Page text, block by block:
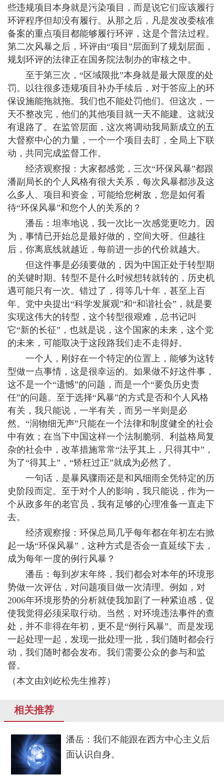
些违规项目本身就是污染项目，而是说它们应该履行
环评程序但却没有履行。从那之后，凡是发改委核准
备案的重点项目都能够履行环评，这是个普法过程。
第二次风暴之后，环评由“项目”层面到了规划层面，
规划环评的法律正在国务院法制办的审核之中。
至于第三次，“区域限批”本身就是最大限度的处
罚。以往很多违规项目补办手续后，对于答应上的环
保设施能拖就拖。我们也不能处罚他们。但这次，一
天不整改完，他们的其他项目就一天不能建。这就没
有退路了。在监管层面，这次将调动我局新成立的五
大督察中心的力量，一个一个项目去盯，全局上下联
动，共同完成监督工作。
经济观察报：大家都感觉，三次“环保风暴”都跟
潘副局长的个人风格有很大关系，每次风暴都涉及这
么多人、项目和资金，可能给您树敌，您是如何看
待“环保风暴”和您个人的关系的？
潘岳：坦率地说，我一次比一次感觉更吃力。因
为，事情已开始总是最好做的，空间大呀。但越往
后，你离底线就越近，每前进一步的代价就越大。
但这件事是必须要做的，因为中国正处于转型期
的关键时期。转型不是什么时候想转就转的，历史机
遇可能只有一次。错过了，得等几十年，甚至上百
年。党中央提出“科学发展观”和“和谐社会”，就是要
实现这伟大的转型，这个转型很艰难，总书记叫
它“新的长征”，也就是说，这个国家的未来，这个党
的未来，可能取决于这段路我们走不走得好。
一个人，刚好在一个特定的位置上，能够为这转
型做一点事情，这是很幸运的。如果做不好这件事，
这不是一个“遗憾”的问题，而是一个“要负历史责
任”的问题。至于选择“风暴”的方式是否和个人风格
有关，我只能说，一半有关，而另一半则是必
然。“润物细无声”只能在一个法律和制度健全的社会
中有效；在当下中国这样一个法制脆弱、利益格局复
杂的社会中，改革措施常常“法乎其上，只得其中”，
为了“得其上”，“矫枉过正”就成为必然了。
一句话，是暴风骤雨还是和风细雨全凭特定的历
史阶段而定。至于对个人的影响，我只能说，作为一
个从政多年的老官员，我有足够的心理准备一直走下
去。
经济观察报：环保总局几乎每年都在年初左右掀
起一场“环保风暴”，这种方式是否会一直延续下去，
成为每年一度的例行风暴？
潘岳：每到岁末年终，我们都会对本年的环境形
势做一次评估，对问题项目做一次清理。例如，对
2006年环境形势的分析就使我加剧了一种紧迫感，促
使我觉得必须采取行动。当然，对环境违法事件的查
处，并不非得在年初，更不是“例行风暴”。而是发现
一起处理一起，发现一批处理一批，我们随时都会行
动，我们随时都会发布。我们需要公众的参与和监
督。
（本文由刘屹松先生推荐）
相关推荐
潘岳：我们不能跟在西方中心主义后
面认识自身。